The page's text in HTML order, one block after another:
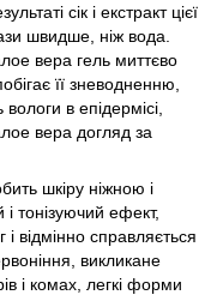
сік і екстракт цієї
швидше, ніж вода.
вера гель миттєво
її зневодненню,
вологи в епідермісі,
вера догляд за
шкіру ніжною і
тонізуючий ефект,
відмінно справляється
викликане
і комах, легкі форми